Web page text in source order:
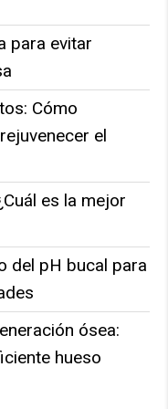
para evitar
Cómo
el
es la mejor
del pH bucal para
ósea:
hueso